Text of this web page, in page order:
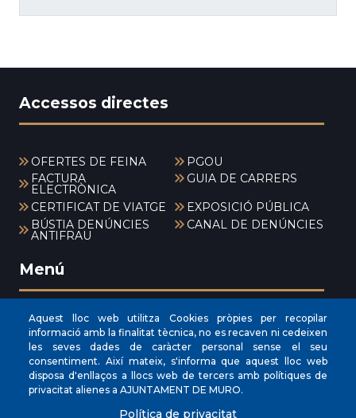
Accessos directes
OFERTES DE FEINA
PGOU
FACTURA
ELECTRÒNICA
GUIA DE CARRERS
CERTIFICAT DE VIATGE
EXPOSICIÓ PÚBLICA
BÚSTIA DENÚNCIES
ANTIFRAU
CANAL DE DENÚNCIES
Menú
INICI
AJUNTAMENT
EL NOSTRE MUNICIPI
Aquest lloc web utilitza Cookies pròpies per recopilar
informació amb la finalitat tècnica, no es recaven ni cedeixen
les seves dades de caràcter personal sense el seu
consentiment. Així mateix, s'informa que aquest lloc web
disposa d'enllaços a llocs web de tercers amb polítiques de
privacitat alienes a AJUNTAMENT DE MURO.
Política de privacitat